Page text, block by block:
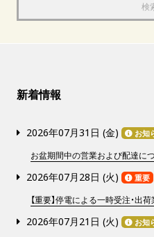
検
新着情報
2026年07月31日 (金) お知
お盆期間中の営業および配達に
2026年07月28日 (火) 重要
【重要】停電による一時受注・出
2026年07月21日 (火) お知